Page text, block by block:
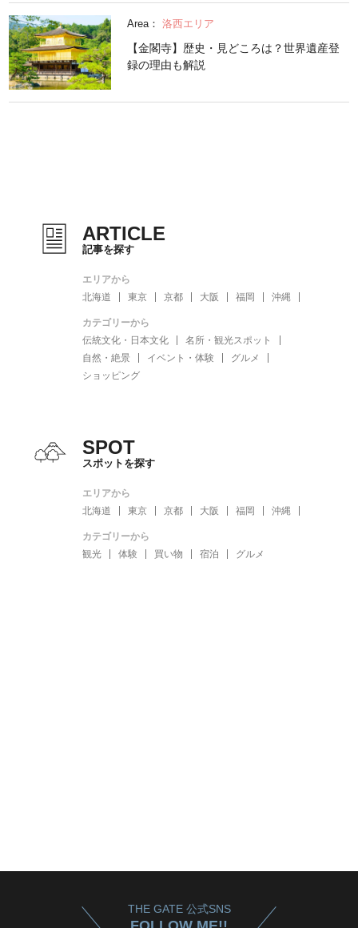
Area： 洛西エリア
【金閣寺】歴史・見どころは？世界遺産登
録の理由も解説
ARTICLE
記事を探す
エリアから
北海道
東京 京都 大阪 福岡 沖縄
カテゴリーから
伝統文化・日本文化
名所・観光スポット
自然・絶景
イベント・体験
グルメ
ショッピング
SPOT
スポットを探す
エリアから
北海道
東京 京都 大阪 福岡 沖縄
カテゴリーから
観光
体験 買い物 宿泊 グルメ
THE GATE 公式SNS